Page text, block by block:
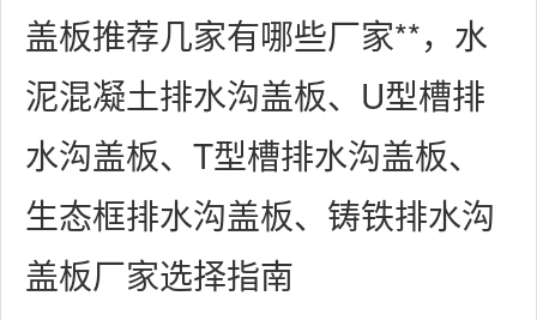
盖板推荐几家有哪些厂家**，水
泥混凝土排水沟盖板、U型槽排
水沟盖板、T型槽排水沟盖板、
生态框排水沟盖板、铸铁排水沟
盖板厂家选择指南